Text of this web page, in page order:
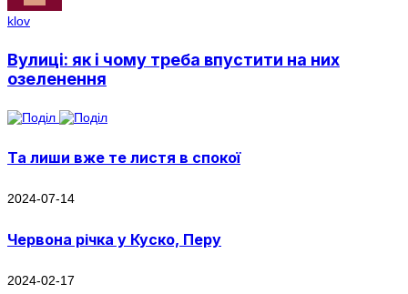
klov
Вулиці: як і чому треба впустити на них
озеленення
Та лиши вже те листя в спокої
2024-07-14
Червона річка у Куско, Перу
2024-02-17